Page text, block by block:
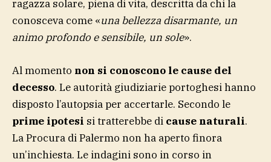
ragazza solare, piena di vita, descritta da chi la
conosceva come «una bellezza disarmante, un
animo profondo e sensibile, un sole».
Al momento non si conoscono le cause del
decesso. Le autorità giudiziarie portoghesi hanno
disposto l’autopsia per accertarle. Secondo le
prime ipotesi si tratterebbe di cause naturali.
La Procura di Palermo non ha aperto finora
un’inchiesta. Le indagini sono in corso in